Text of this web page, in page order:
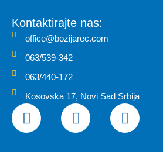
Kontaktirajte nas:
office@bozijarec.com
063/539-342
063/440-172
Kosovska 17, Novi Sad Srbija
F
a
I
n
Y
o